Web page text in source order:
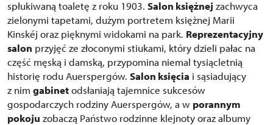
spłukiwaną toaletę z roku 1903. Salon księżnej zachwyca
zielonymi tapetami, dużym portretem księżnej Marii
Kinskéj oraz pięknymi widokami na park. Reprezentacyjny
salon przyjęć ze złoconymi stiukami, który dzieli pałac na
część męską i damską, przypomina niemal tysiącletnią
historię rodu Auerspergów. Salon księcia i sąsiadujący
z nim gabinetodsłaniają tajemnice sukcesów
gospodarczych rodziny Auerspergów, a w porannym
pokoju zobaczą Państwo rodzinne klejnoty oraz albumy